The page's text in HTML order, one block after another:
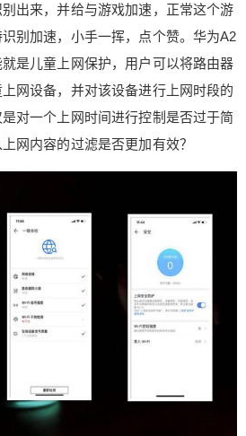
出来，并给与游戏加速，正常这个游
别加速，小手一挥，点个赞。华为A2
是儿童上网保护，用户可以将路由器
网设备，并对该设备进行上网时段的
对一个上网时间进行控制是否过于简
网内容的过滤是否更加有效？